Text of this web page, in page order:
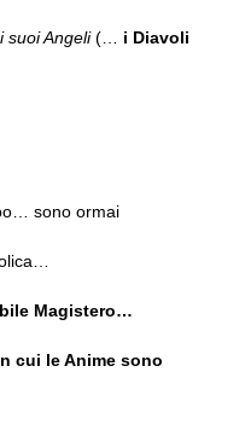
suoi Angeli(… i Diavoli
sono ormai
Magistero…
cui le Anime sono